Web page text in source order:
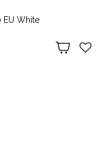
EU White